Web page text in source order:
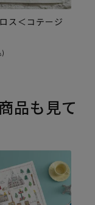
ス＜コテージ
)
品も見て